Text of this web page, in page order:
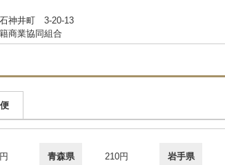
石神井町 3-20-13
商業協同組合
青森県 210円 岩手県